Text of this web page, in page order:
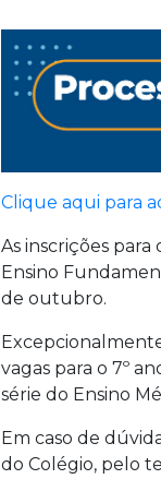
Clique aqui para
As inscrições para
Ensino
de outubro.
vagas para o 7º
série do Ensino
Em caso de
do Colégio, pelo